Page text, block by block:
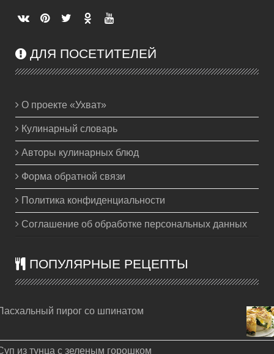
ДЛЯ ПОСЕТИТЕЛЕЙ
О проекте «Ухват»
Кулинарный словарь
Авторы кулинарных блюд
Форма обратной связи
Политика конфиденциальности
Соглашение об обработке персональных данных
ПОПУЛЯРНЫЕ РЕЦЕПТЫ
пирог со шпинатом
из тунца с зеленым горошком